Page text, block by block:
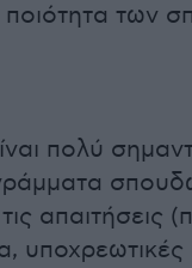
ποιότητα των
πολύ
απαιτήσεις